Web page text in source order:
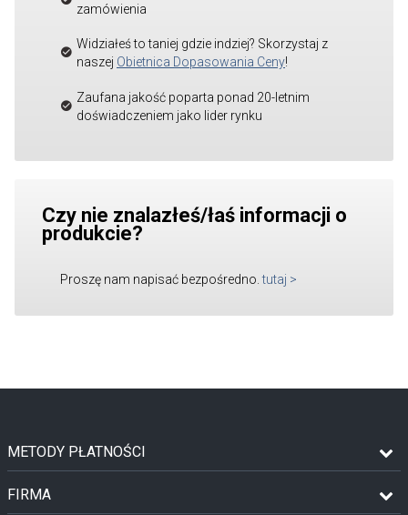
zamówienia
Widziałeś to taniej gdzie indziej? Skorzystaj z
naszej Obietnica Dopasowania Ceny!
Zaufana jakość poparta ponad 20-letnim
doświadczeniem jako lider rynku
Czy nie znalazłeś/łaś informacji o
produkcie?
Proszę nam napisać bezpośredno. tutaj >
METODY PŁATNOŚCI
FIRMA